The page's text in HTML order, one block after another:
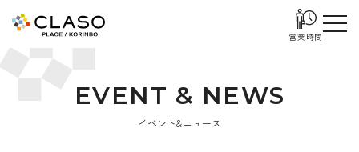
営業時間
EVENT & NEWS
イベント&ニュース